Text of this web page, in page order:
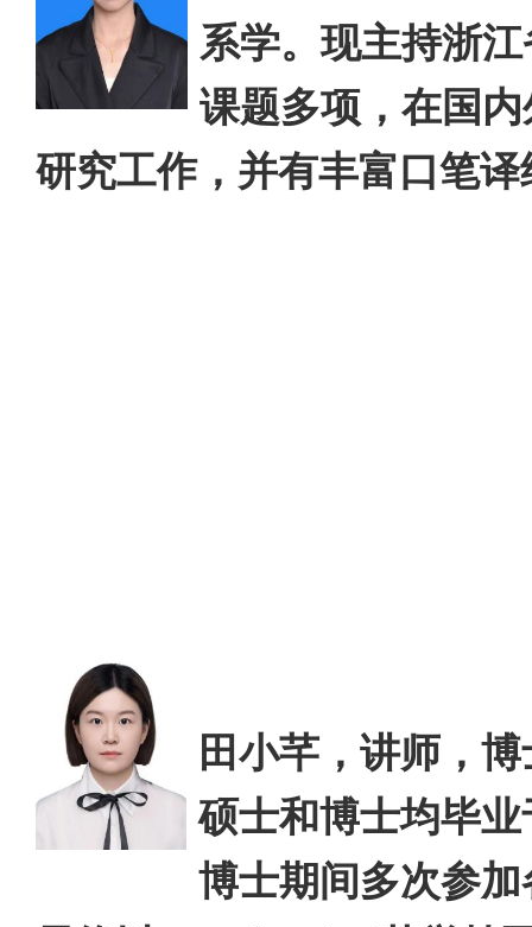
系学。现主持浙
课题多项，在国
研究工作，并有丰富口笔
田小芊，讲师，
硕士和博士均毕
博士期间多次参